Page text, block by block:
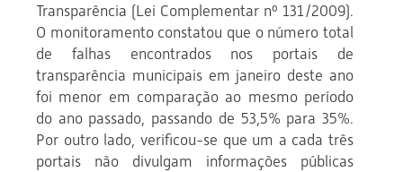
Transparência (Lei Complementar nº 131/2009).
O monitoramento constatou que o número total
de falhas encontrados nos portais de
transparência municipais em janeiro deste ano
foi menor em comparação ao mesmo período
do ano passado, passando de 53,5% para 35%.
Por outro lado, verificou-se que um a cada três
portais não divulgam informações públicas